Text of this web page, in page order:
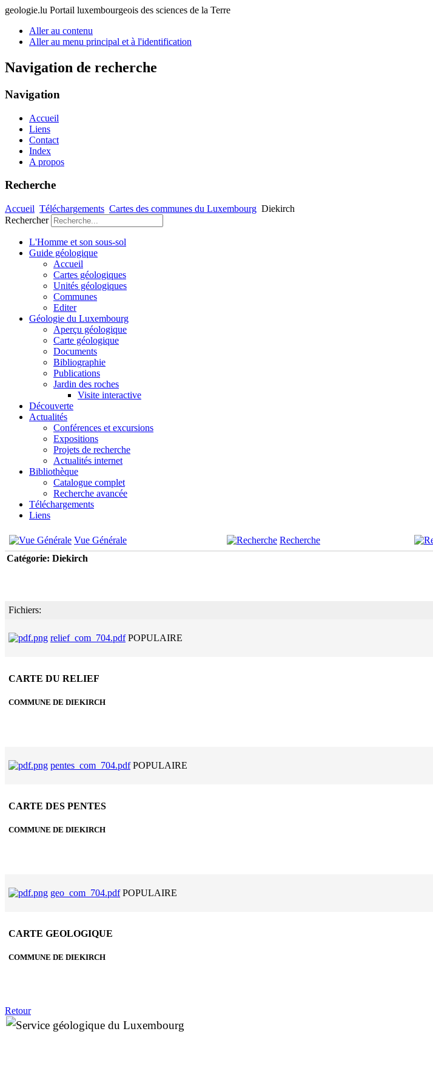
geologie.lu Portail luxembourgeois des sciences de la Terre
Aller au contenu
Aller au menu principal et à l'identification
Navigation de recherche
Navigation
Accueil
Liens
Contact
Index
A propos
Recherche
Accueil Téléchargements Cartes des communes du Luxembourg Diekirch
Rechercher
L'Homme et son sous-sol
Guide géologique
Accueil
Cartes géologiques
Unités géologiques
Communes
Editer
Géologie du Luxembourg
Aperçu géologique
Carte géologique
Documents
Bibliographie
Publications
Jardin des roches
Visite interactive
Découverte
Actualités
Conférences et excursions
Expositions
Projets de recherche
Actualités internet
Bibliothèque
Catalogue complet
Recherche avancée
Téléchargements
Liens
Vue Générale Recherche
Catégorie: Diekirch
Fichiers:
relief_com_704.pdf POPULAIRE
CARTE DU RELIEF
COMMUNE DE DIEKIRCH
pentes_com_704.pdf POPULAIRE
CARTE DES PENTES
COMMUNE DE DIEKIRCH
geo_com_704.pdf POPULAIRE
CARTE GEOLOGIQUE
COMMUNE DE DIEKIRCH
Retour